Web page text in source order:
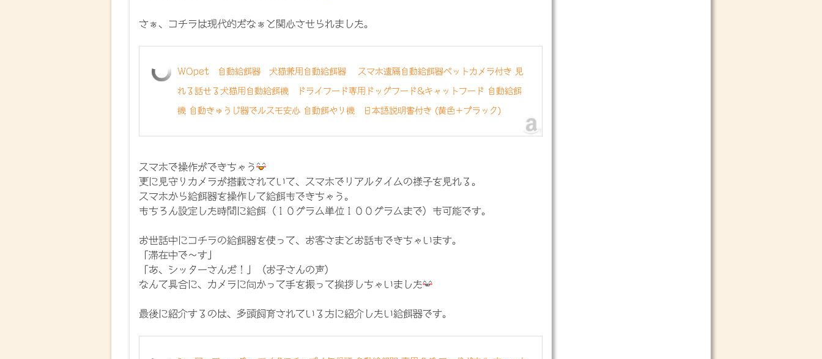
さぁ、コチラは現代的だなぁと関心させられました。
WOpet 自動給餌器 犬猫兼用自動給餌器 スマホ遠隔自動給餌器ペットカメラ付き 見
れる話せる犬猫用自動給餌機 ドライフード専用ドッグフード&キャットフード 自動給餌
機 自動きゅうじ器でルスモ安心 自動餌やり機 日本語説明書付き (黄色＋ブラック)
スマホで操作ができちゃう
更に見守りカメラが搭載されていて、スマホでリアルタイムの様子を見れる。
スマホから給餌器を操作して給餌もできちゃう。
もちろん設定した時間に給餌（１０グラム単位１００グラムまで）も可能です。
お世話中にコチラの給餌器を使って、お客さまとお話もできちゃいます。
「滞在中で～す」
「あ、シッターさんだ！」（お子さんの声）
なんて具合に、カメラに向かって手を振って挨拶しちゃいました
最後に紹介するのは、多頭飼育されている方に紹介したい給餌器です。